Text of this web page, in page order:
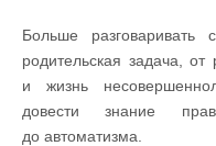
Больше
родительская задача, от
и жизнь
довести знание
до автоматизма.